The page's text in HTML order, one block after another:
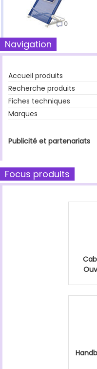
0
Navigation
Accueil produits
Recherche produits
Fiches techniques
Marques
Publicité et partenariats
Focus produits